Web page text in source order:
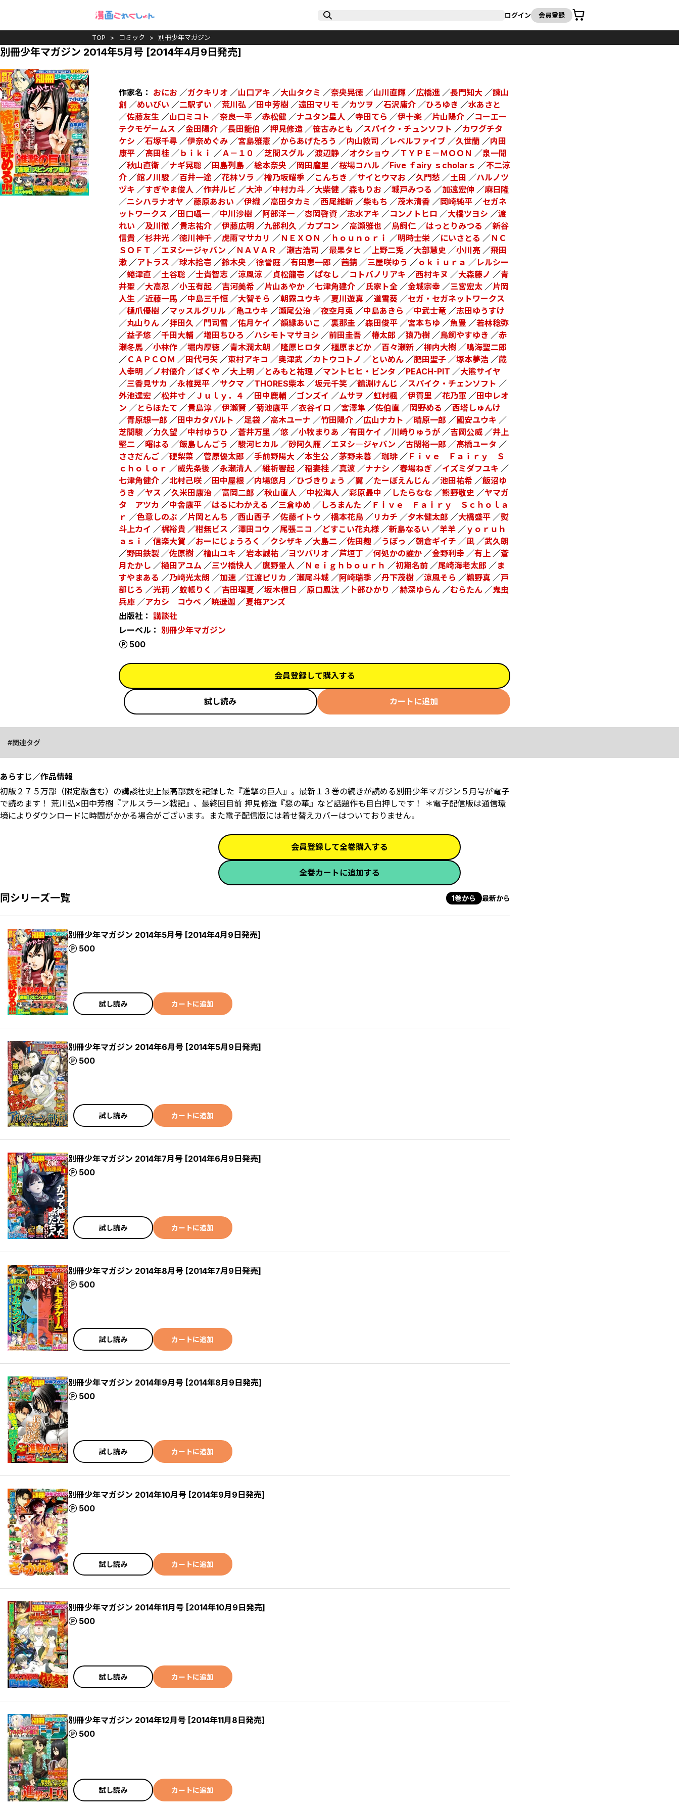
ログイン 会員登録
カート
TOP コミック 別冊少年マガジン
別冊少年マガジン 2014年5月号 [2014年4月9日発売]
作家名： おにお ／ガクキリオ ／山口アキ ／大山タクミ ／奈央晃徳 ／山川直輝 ／広橋進 ／長門知大 ／諫山
創 ／めいびい ／二駅ずい ／荒川弘 ／田中芳樹 ／遠田マリモ ／カツヲ ／石沢庸介 ／ひろゆき ／水あさと
／佐藤友生 ／山口ミコト ／奈良一平 ／赤松健 ／ナユタン星人 ／寺田てら ／伊十楽 ／片山陽介 ／コーエー
テクモゲームス ／金田陽介 ／長田龍伯 ／押見修造 ／笹古みとも ／スパイク・チュンソフト ／カワグチタ
ケシ ／石塚千尋 ／伊奈めぐみ ／宮島雅憲 ／からあげたろう ／内山敦司 ／レベルファイブ ／久世蘭 ／内田
康平 ／高田桂 ／ ｂｉｋｉ ／Ａ－１０ ／芝間スグル ／渡辺静 ／オクショウ ／ＴＹＰＥ－ＭＯＯＮ ／泉一聞
／秋山直衛 ／ナギ晃聡 ／田島列島 ／絵本奈央 ／岡田麿里 ／桜場コハル ／Five ｆairy ｓcholarｓ ／不二涼
介 ／館ノ川駿 ／百井一途 ／花林ソラ ／檜乃坂耀季 ／こんちき ／サイとウマお ／久門愁 ／土田 ／ハルノツ
ヅキ ／すぎやま俊人 ／作井ルビ ／大沖 ／中村力斗 ／大柴健 ／森もりお ／城戸みつる ／加遠宏伸 ／麻日隆
／ニシハラナオヤ ／藤原あおい ／伊織 ／高田タカミ ／西尾維新 ／柴もち ／茂木清香 ／岡崎純平 ／セガネ
ットワークス ／田口囁一 ／中川沙樹 ／阿部洋一 ／枩岡啓資 ／志水アキ ／コンノトヒロ ／大橋ツヨシ ／渡
れい ／及川徹 ／貴志祐介 ／伊藤広明 ／九部利久 ／カプコン ／高瀬雅也 ／鳥飼仁 ／はっとりみつる ／新谷
信貴 ／杉井光 ／徳川神千 ／虎雨マサカリ ／ＮＥＸＯＮ ／ ｈｏｕｎｏｒｉ ／明時士栄 ／にいさとる ／ＮＣ
ＳＯＦＴ ／エヌシージャパン ／ＮＡＶＡＲ ／瀬古浩司 ／最果タヒ ／上野二兎 ／大部慧史 ／小川亮 ／飛田
漱 ／アトラス ／球木拾壱 ／鈴木央 ／徐誉庭 ／有田恵一郎 ／茜錆 ／三屋咲ゆう ／ｏｋｉｕｒａ ／レルシー
／蜷津直 ／土谷聡 ／士貴智志 ／涼風涼 ／貞松龍壱 ／ぱなし ／コトバノリアキ ／西村キヌ ／大森藤ノ ／青
井聖 ／大高忍 ／小玉有起 ／吉河美希 ／片山あやか ／七津角建介 ／氏家ト全 ／金城宗幸 ／三宮宏太 ／片岡
人生 ／近藤一馬 ／中島三千恒／大智そら ／朝霧ユウキ ／夏川遊真 ／道雪葵 ／セガ・セガネットワークス
／樋爪優樹 ／マッスルグリル ／亀ユウキ ／瀬尾公治 ／夜空月兎 ／中島あきら ／中武士竜 ／志田ゆうすけ
／丸山りん ／拝田久 ／門司雪 ／佑月ケイ ／額縁あいこ ／裏那圭 ／森田俊平 ／宮本ちゆ ／魚豊 ／若林稔弥
／益子悠 ／千田大輔 ／増田ちひろ ／ハシモトマサヨシ ／前田圭吾 ／椿太郎 ／猿乃樹 ／鳥飼やすゆき ／赤
瀬冬馬 ／小林作 ／堀内厚徳 ／青木潤太朗 ／隆原ヒロタ ／橿原まどか ／百々瀬新 ／柳内大樹 ／鳴海聖二郎
／ＣＡＰＣＯＭ ／田代弓矢 ／東村アキコ ／奥津武 ／カトウコトノ ／といめん ／肥田聖子 ／塚本夢浩 ／蔵
人幸明 ／ノ村優介 ／ばくや ／大上明 ／とみもと祐理 ／マントヒヒ・ビンタ ／PEACH-PIT ／大熊サイヤ
／三香見サカ ／永椎晃平 ／サクマ ／THORES柴本 ／坂元千笑 ／鶴淵けんじ ／スパイク・チェンソフト ／
外池達宏 ／松井寸 ／Ｊｕｌｙ．４ ／田中鹿輔 ／ゴンズイ ／ムサヲ ／虹村楓 ／伊賀里 ／花乃軍 ／田中レオ
ン ／とらほたて ／貴島淳 ／伊瀬賢 ／菊池康平 ／衣谷イロ ／宮澤隼 ／佐伯直 ／岡野める ／西塔しゅんけ
／青原想一郎 ／田中カタパルト ／足袋 ／高木ユーナ ／竹田陽介 ／広山ナカト ／晴原一郎 ／國安ユウキ ／
芝間駿 ／力久望 ／中村ゆうひ ／蒼井万里 ／悠 ／小牧まりあ ／有田ケイ ／川崎りゅうが ／吉岡公威 ／井上
堅二 ／曙はる ／飯島しんごう ／駿河ヒカル ／砂阿久雁 ／エヌシ―ジャパン ／古閑裕一郎 ／高橋ユータ ／
ささだんご ／硬梨菜 ／菅原優太郎 ／手前野陽大 ／本生公 ／茅野未暮 ／珈琲 ／ Ｆｉｖｅ Ｆａｉｒｙ Ｓ
ｃｈｏｌｏｒ ／威先条後 ／永瀬清人 ／維祈響起 ／稲妻桂 ／真波 ／ナナシ ／春場ねぎ ／イズミダフユキ ／
七津角健介 ／北村己咲 ／田中屋根 ／内場悠月 ／ひづきりょう ／翼 ／たーぼえんじん ／池田祐希 ／飯沼ゆ
うき ／ヤス ／久米田康治 ／富岡二郎 ／秋山直人 ／中松海人 ／彩原最中 ／したらなな ／熊野敬史 ／ヤマガ
タ アツカ ／中舎康平 ／はるにわかえる ／三倉ゆめ ／しろまんた ／ Ｆｉｖｅ Ｆａｉｒｙ Ｓｃｈｏｌａ
ｒ ／色意しのぶ ／片岡とんち ／西山西子 ／佐藤イトウ ／橋本花鳥 ／リカチ ／夕木健太郎 ／大橋盛平 ／熨
斗上カイ ／梶裕貴 ／柑無ビス ／澤田コウ ／尾張ニコ ／どすこい花丸様 ／新島なるい ／羊羊 ／ｙｏｒｕｈ
ａｓｉ ／信楽大賀 ／おーにじょうろく ／クシザキ ／大島二 ／佐田麹 ／うぼっ ／朝倉ギイチ ／凪 ／武久朗
／野田鉄製 ／佐原樹 ／檜山ユキ ／岩本誠祐 ／ヨツバリオ ／芦垣丁 ／何処かの誰か ／金野利幸 ／有上 ／蒼
月たかし ／樋田アユム ／三ツ橋快人 ／鷹野暈人 ／Ｎｅｉｇｈｂｏｕｒｈ ／初期名前 ／尾崎海老太郎 ／ま
すやまある ／乃﨑光太朗 ／加速 ／江渡ピリカ ／瀬尾斗城 ／阿崎瑞季 ／丹下茂樹 ／涼風そら ／鵜野真 ／戸
部じろ ／光莉 ／蚊帳りく ／吉田瑠夏 ／坂木橙日 ／原口鳳汰 ／ 卜部ひかり ／赫深ゆらん ／むらたん ／鬼虫
兵庫 ／アカシ コウベ ／暁遥迦 ／夏梅アンズ
出版社： 講談社
レーベル： 別冊少年マガジン
500
会員登録して購入する
試し読み カートに追加
関連タグ
あらすじ／作品情報
初版２７５万部（限定版含む）の講談社史上最高部数を記録した『進撃の巨人』。最新１３巻の続きが読める別冊少年マガジン５月号が電子
で読めます！ 荒川弘×田中芳樹『アルスラーン戦記』、最終回目前 押見修造『惡の華』など話題作も目白押しです！ ＊電子配信版は通信環
境によりダウンロードに時間がかかる場合がございます。また電子配信版には着せ替えカバーはついておりません。
会員登録して全巻購入する
全巻カートに追加する
同シリーズ一覧 1巻から 最新から
別冊少年マガジン 2014年5月号 [2014年4月9日発売]
500
ポイント
試し読み カートに追加
別冊少年マガジン 2014年6月号 [2014年5月9日発売]
500
ポイント
試し読み カートに追加
別冊少年マガジン 2014年7月号 [2014年6月9日発売]
500
ポイント
試し読み カートに追加
別冊少年マガジン 2014年8月号 [2014年7月9日発売]
500
ポイント
試し読み カートに追加
別冊少年マガジン 2014年9月号 [2014年8月9日発売]
500
ポイント
試し読み カートに追加
別冊少年マガジン 2014年10月号 [2014年9月9日発売]
500
ポイント
試し読み カートに追加
別冊少年マガジン 2014年11月号 [2014年10月9日発売]
500
ポイント
試し読み カートに追加
別冊少年マガジン 2014年12月号 [2014年11月8日発売]
500
ポイント
試し読み カートに追加